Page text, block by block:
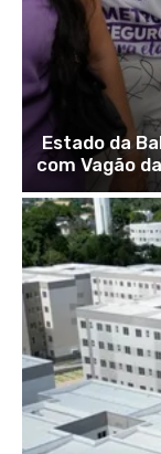
Estado da
com Vagão